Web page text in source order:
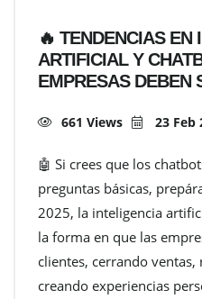
🔥 TENDENCIAS EN
ARTIFICIAL Y
EMPRESAS DEBEN
661 Views 23 Feb
🤖 Si crees que los
preguntas básicas,
2025, la inteligencia
la forma en que las
clientes, cerrando
creando experiencias